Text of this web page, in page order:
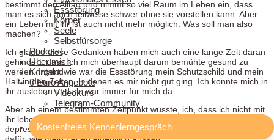
Essstörung
Körper
Seele
Selbstfürsorge
Podcast
Über mich
Kontakt
0 Euro Angebote
Videokurs
Telegram-Community
Kostenfreies Kennenlerngespräch
bestimmt den Alltag und nimmt so viel Raum im Leben ein, dass
man es sich auch teilweise schwer ohne sie vorstellen kann. Aber
ein Leben mit ihr ist auch nicht mehr möglich. Was soll man also
machen?
Ich glaube diese Gedanken haben mich auch eine lange Zeit daran
gehindert, dass ich mich überhaupt darum bemühte gesund zu
werden. Irgendwie war die Essstörung mein Schutzschild und mein
Halt in den Zeiten, in denen es mir nicht gut ging. Ich konnte mich in
ihr ausleben und sie war immer für mich da.
Aber ab einem bestimmten Zeitpunkt wusste, ich, dass ich nicht mit
ihr leben kann, dass sie mich kaputt macht. Ich wurde zunehmend
depressiver und stiller. Ich schämte mich für meine 2. Identität und